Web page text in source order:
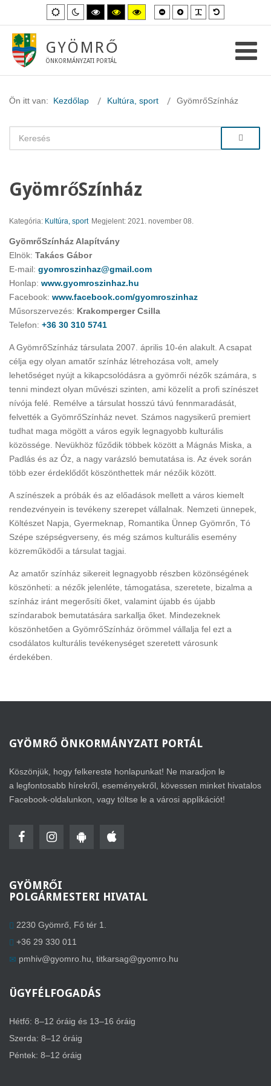
Alapértelmezett
mód
Éjszakai
mód
Magas
kontraszt
fekete-
mód.
Magas
kontraszt
fekete-
Magas
kontraszt
sárga-
Kisebb
betűméret
Nagyobb
betűméret
GYÖMRŐ
ÖNKORMÁNYZATI PORTÁL
Ön itt van: Kezdőlap Kultúra, sport GyömrőSzínház
GyömrőSzínház
Kategória: Kultúra, sport Megjelent: 2021. november 08.
GyömrőSzínház Alapítvány
Elnök: Takács Gábor
E-mail: gyomroszinhaz@gmail.com
Honlap: www.gyomroszinhaz.hu
Facebook: www.facebook.com/gyomroszinhaz
Műsorszervezés: Krakomperger Csilla
Telefon: +36 30 310 5741
A GyömrőSzínház társulata 2007. április 10-én alakult. A csapat
célja egy olyan amatőr színház létrehozása volt, amely
lehetőséget nyújt a kikapcsolódásra a gyömrői nézők számára, s
tenni mindezt olyan művészi szinten, ami közelít a profi színészet
nívója felé. Remélve a társulat hosszú távú fennmaradását,
felvették a GyömrőSzínház nevet. Számos nagysikerű premiert
tudhat maga mögött a város egyik legnagyobb kulturális
közössége. Nevükhöz fűződik többek között a Mágnás Miska, a
Padlás és az Óz, a nagy varázsló bemutatása is. Az évek során
több ezer érdeklődőt köszönthettek már nézőik között.
A színészek a próbák és az előadások mellett a város kiemelt
rendezvényein is tevékeny szerepet vállalnak. Nemzeti ünnepek,
Költészet Napja, Gyermeknap, Romantika Ünnep Gyömrőn, Tó
Szépe szépségverseny, és még számos kulturális esemény
közreműködői a társulat tagjai.
Az amatőr színház sikereit legnagyobb részben közönségének
köszönheti: a nézők jelenléte, támogatása, szeretete, bizalma a
színház iránt megerősíti őket, valamint újabb és újabb
színdarabok bemutatására sarkallja őket. Mindezeknek
köszönhetően a GyömrőSzínház örömmel vállalja fel ezt a
csodálatos kulturális tevékenységet szeretett városunk
érdekében.
GYÖMRŐ ÖNKORMÁNYZATI PORTÁL
Köszönjük, hogy felkereste honlapunkat! Ne maradjon le
a legfontosabb hírekről, eseményekről, kövessen minket hivatalos
Facebook-oldalunkon, vagy töltse le a városi applikációt!
GYÖMRŐI
POLGÁRMESTERI HIVATAL
2230 Gyömrő, Fő tér 1.
+36 29 330 011
pmhiv@gyomro.hu titkarsag@gyomro.hu
ÜGYFÉLFOGADÁS
Hétfő: 8–12 óráig és 13–16 óráig
Szerda: 8–12 óráig
Péntek: 8–12 óráig